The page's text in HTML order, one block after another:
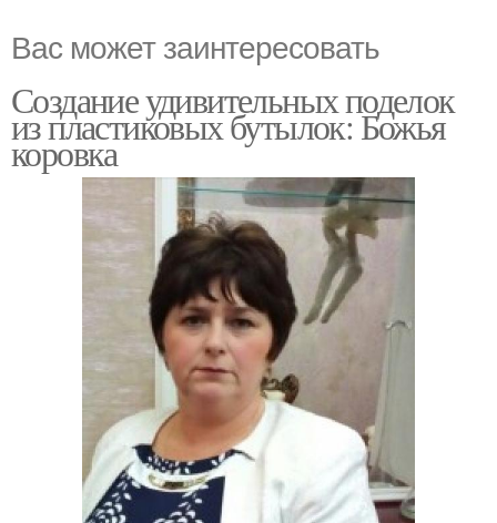
Вас может заинтересовать
Создание удивительных поделок
из пластиковых бутылок: Божья
коровка